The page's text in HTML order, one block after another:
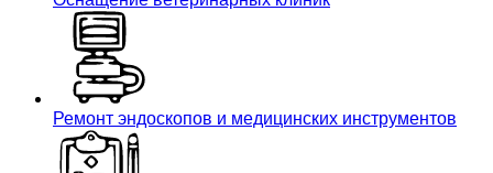
Ремонт эндоскопов и медицинских инструментов